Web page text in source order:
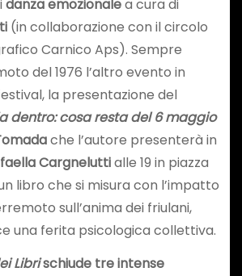
danza emozionalea cura di
(in collaborazione con il circolo
Carnico Aps). Sempre
del 1976 l’altro evento in
la presentazione del
dentro: cosa resta del 6 maggio
che l’autore presenterà in
Cargneluttialle 19 in piazza
libro che si misura con l’impatto
sull’anima dei friulani,
una ferita psicologica collettiva.
Librischiude tre intense